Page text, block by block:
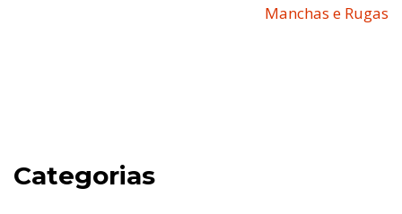
Manchas e Rugas
Categorias